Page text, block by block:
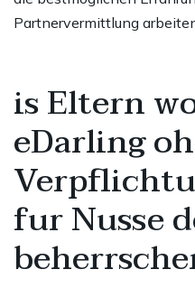
Partnervermittlung
is Eltern
eDarling
fur Nusse